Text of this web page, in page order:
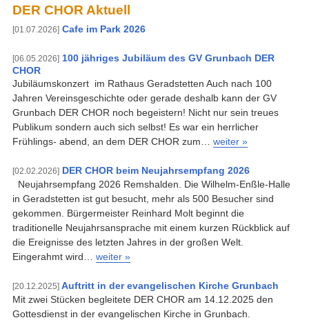
DER CHOR Aktuell
[01.07.2026] Cafe im Park 2026
[06.05.2026]100 jähriges Jubiläum des GV Grunbach DER
CHOR
Jubiläumskonzert im Rathaus Geradstetten Auch nach 100
Jahren Vereinsgeschichte oder gerade deshalb kann der GV
Grunbach DER CHOR noch begeistern! Nicht nur sein treues
Publikum sondern auch sich selbst! Es war ein herrlicher
Frühlings- abend, an dem DER CHOR zum… weiter »
[02.02.2026]DER CHOR beim Neujahrsempfang 2026
Neujahrsempfang 2026 Remshalden. Die Wilhelm-Enßle-Halle
in Geradstetten ist gut besucht, mehr als 500 Besucher sind
gekommen. Bürgermeister Reinhard Molt beginnt die
traditionelle Neujahrsansprache mit einem kurzen Rückblick auf
die Ereignisse des letzten Jahres in der großen Welt.
Eingerahmt wird… weiter »
[20.12.2025]Auftritt in der evangelischen Kirche Grunbach
Mit zwei Stücken begleitete DER CHOR am 14.12.2025 den
Gottesdienst in der evangelischen Kirche in Grunbach.